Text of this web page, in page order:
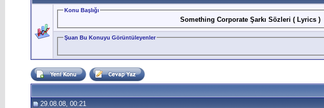
Konu Başlığı
Something Corporate Şarkı Sözleri ( Lyrics )
Şuan Bu Konuyu Görüntüleyenler
29.08.08, 00:21